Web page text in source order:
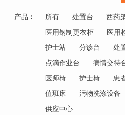
产品 ： 所有 处置台 西药
医用钢制更衣柜
医用
护士站
分诊台 处
点滴作业台
病情交待
医师椅
护士椅 患
值班床
污物洗涤设备
供应中心